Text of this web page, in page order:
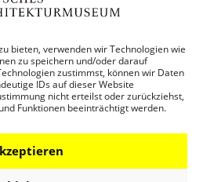
bieten, verwenden wir Technologien wie
zu speichern und/oder darauf
zustimmst, können wir Daten
IDs auf dieser Website
nicht erteilst oder zurückziehst,
Funktionen beeinträchtigt werden.